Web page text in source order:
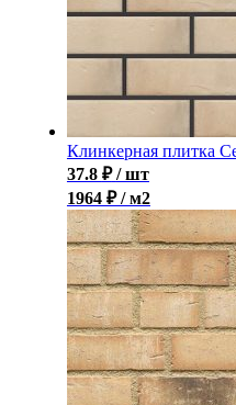
Клинкерная плитка
37.8 ₽ / шт
1964 ₽ / м2